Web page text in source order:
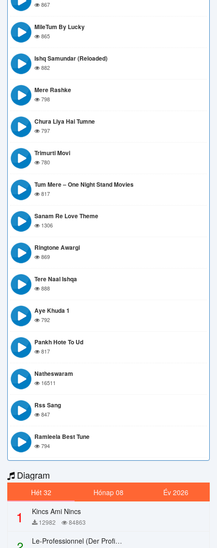
867
MileTum By Lucky
865
Ishq Samundar (Reloaded)
882
Mere Rashke
798
Chura Liya Hai Tumne
797
Trimurti Movi
780
Tum Mere – One Night Stand Movies
817
Sanam Re Love Theme
1306
Ringtone Awargi
869
Tere Naal Ishqa
888
Aye Khuda 1
792
Pankh Hote To Ud
817
Natheswaram
16511
Rss Sang
847
Ramleela Best Tune
794
Diagram
Hét 32 Hónap 08 Év 2026
1 Kincs Ami Nincs
12982 84863
Le-Professionnel (Der Profi) – Chi Mai